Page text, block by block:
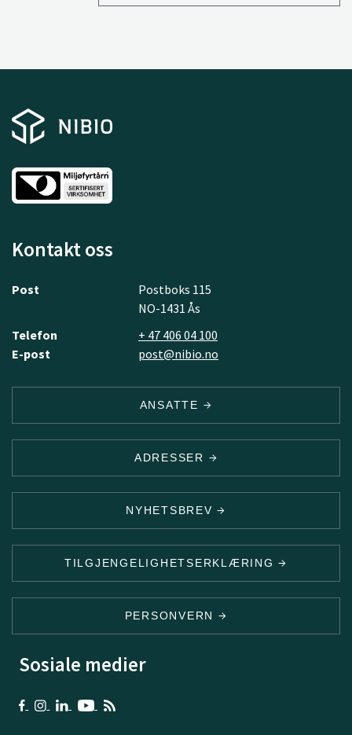
Kontakt oss
Post
Postboks 115
NO-1431 Ås
Telefon
+ 47 406 04 100
E-post
post@nibio.no
ANSATTE
ADRESSER
NYHETSBREV
TILGJENGELIGHETSERKLÆRING
PERSONVERN
Sosiale medier